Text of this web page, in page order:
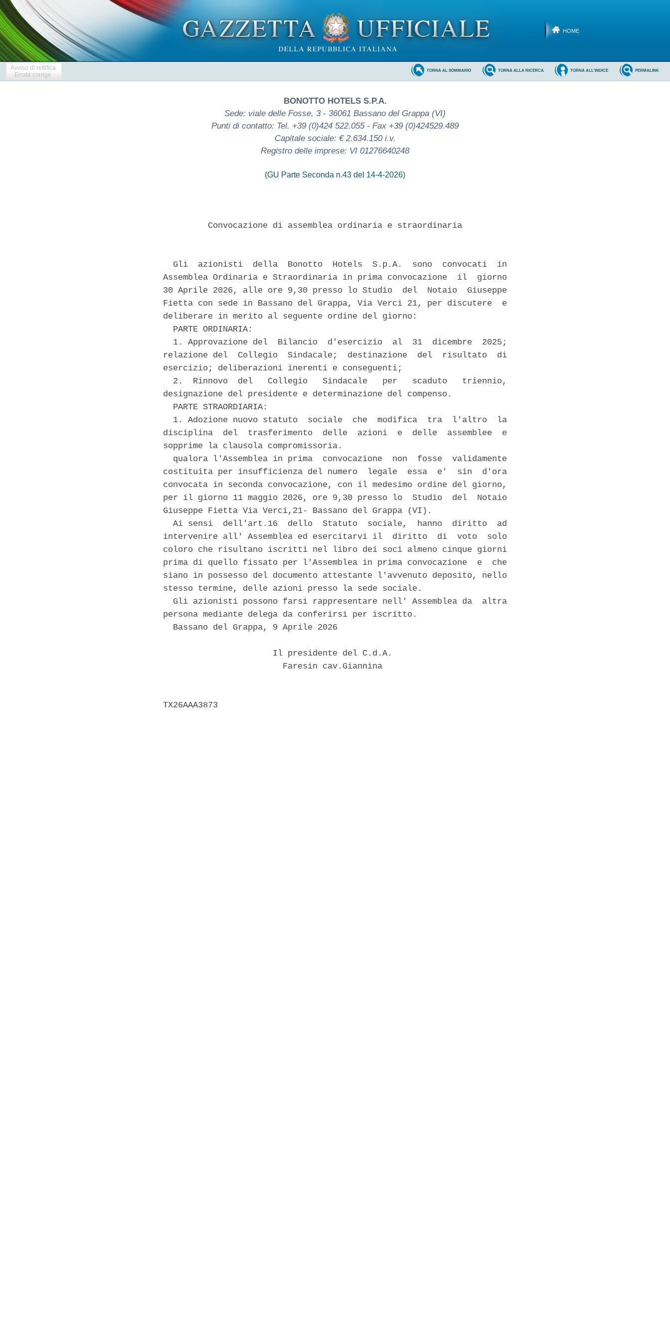
HOME
Avviso di rettifica
Errata corrige
PERMALINK
TORNA ALL'INDICE
TORNA ALLA RICERCA
TORNA AL SOMMARIO
BONOTTO HOTELS S.P.A.
Sede: viale delle Fosse, 3 - 36061 Bassano del Grappa (VI)
Punti di contatto: Tel. +39 (0)424 522.055 - Fax +39 (0)424529.489
Capitale sociale: € 2.634.150 i.v.
Registro delle imprese: VI 01276640248
(GU Parte Seconda n.43 del 14-4-2026)
         Convocazione di assemblea ordinaria e straordinaria
  Gli  azionisti  della  Bonotto  Hotels  S.p.A.  sono  convocati  in
Assemblea Ordinaria e Straordinaria in prima convocazione  il  giorno
30 Aprile 2026, alle ore 9,30 presso lo Studio  del  Notaio  Giuseppe
Fietta con sede in Bassano del Grappa, Via Verci 21, per discutere  e
deliberare in merito al seguente ordine del giorno:
  PARTE ORDINARIA:
  1. Approvazione del  Bilancio  d'esercizio  al  31  dicembre  2025;
relazione del  Collegio  Sindacale;  destinazione  del  risultato  di
esercizio; deliberazioni inerenti e conseguenti;
  2.  Rinnovo  del   Collegio   Sindacale   per   scaduto   triennio,
designazione del presidente e determinazione del compenso.
  PARTE STRAORDIARIA:
  1. Adozione nuovo statuto  sociale  che  modifica  tra  l'altro  la
disciplina  del  trasferimento  delle  azioni  e  delle  assemblee  e
sopprime la clausola compromissoria.
  qualora l'Assemblea in prima  convocazione  non  fosse  validamente
costituita per insufficienza del numero  legale  essa  e'  sin  d'ora
convocata in seconda convocazione, con il medesimo ordine del giorno,
per il giorno 11 maggio 2026, ore 9,30 presso lo  Studio  del  Notaio
Giuseppe Fietta Via Verci,21- Bassano del Grappa (VI).
  Ai sensi  dell'art.16  dello  Statuto  sociale,  hanno  diritto  ad
intervenire all' Assemblea ed esercitarvi il  diritto  di  voto  solo
coloro che risultano iscritti nel libro dei soci almeno cinque giorni
prima di quello fissato per l'Assemblea in prima convocazione  e  che
siano in possesso del documento attestante l'avvenuto deposito, nello
stesso termine, delle azioni presso la sede sociale.
  Gli azionisti possono farsi rappresentare nell' Assemblea da  altra
persona mediante delega da conferirsi per iscritto.
  Bassano del Grappa, 9 Aprile 2026
                      Il presidente del C.d.A.
                        Faresin cav.Giannina